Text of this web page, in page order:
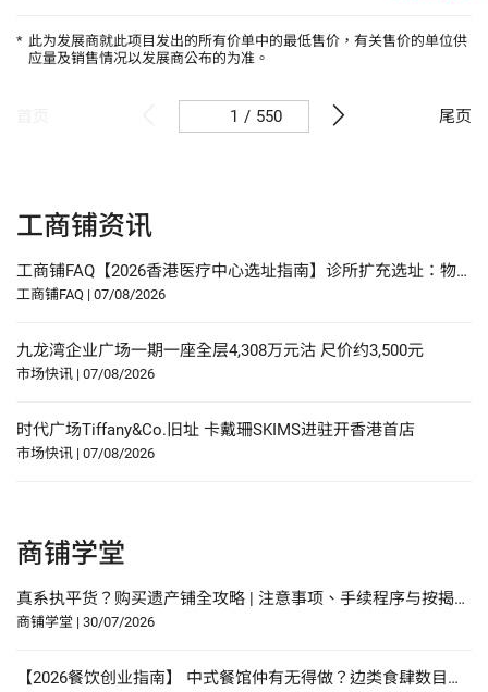
* 此为发展商就此项目发出的所有价单中的最低售价，有关售价的单位供
应量及销售情况以发展商公布的为准。
/ 550 尾页
工商铺资讯
工商铺FAQ【2026香港医疗中心选址指南】诊所扩充选址：物业要求、人流分析与合规要点
工商铺FAQ | 07/08/2026
九龙湾企业广场一期一座全层4,308万元沽 尺价约3,500元
市场快讯 | 07/08/2026
时代广场Tiffany&Co.旧址 卡戴珊SKIMS进驻开香港首店
市场快讯 | 07/08/2026
商铺学堂
真系执平货？购买遗产铺全攻略 | 注意事项、手续程序与按揭申请指南
商铺学堂 | 30/07/2026
【2026餐饮创业指南】 中式餐馆仲有无得做？边类食肆数目增幅最多？研究报告中寻找餐饮创业贴士？